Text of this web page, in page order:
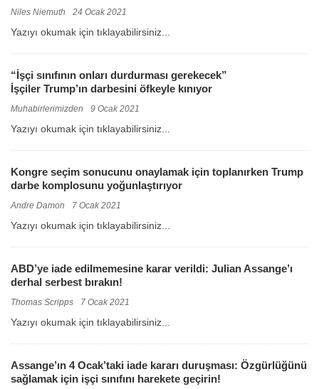
Niles Niemuth 24 Ocak 2021
Yazıyı okumak için tıklayabilirsiniz...
“İşçi sınıfının onları durdurması gerekecek”
İşçiler Trump’ın darbesini öfkeyle kınıyor
Muhabirlerimizden 9 Ocak 2021
Yazıyı okumak için tıklayabilirsiniz...
Kongre seçim sonucunu onaylamak için toplanırken Trump
darbe komplosunu yoğunlaştırıyor
Andre Damon 7 Ocak 2021
Yazıyı okumak için tıklayabilirsiniz...
ABD’ye iade edilmemesine karar verildi: Julian Assange’ı
derhal serbest bırakın!
Thomas Scripps 7 Ocak 2021
Yazıyı okumak için tıklayabilirsiniz...
Assange’ın 4 Ocak’taki iade kararı duruşması: Özgürlüğünü
sağlamak için işçi sınıfını harekete geçirin!